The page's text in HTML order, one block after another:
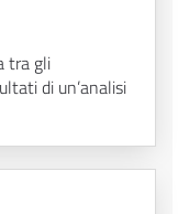
tra gli
di un’analisi